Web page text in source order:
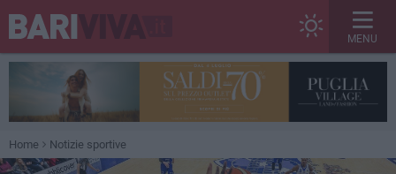
MENU
Home Notizie sportive